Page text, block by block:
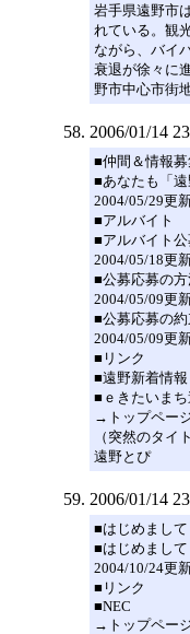
岩手県遠野市
れている。観
ながら、バイ
衰退が徐々に
野市中心市街
2006/01/14
■仲間＆情報募
■あなたも「遠
2004/05/29更
■アルバイト
■アルバイト
2004/05/18更
■公募応募の方
2004/05/09更
■公募応募の約
2004/05/09更
■リンク
■遠野新着情報
■ｅきたいま
→トップペー
（突然のタイ
遠野とぴ
2006/01/14
■はじめまして
■はじめまして
2004/10/24更
■リンク
■NEC
→トップペー